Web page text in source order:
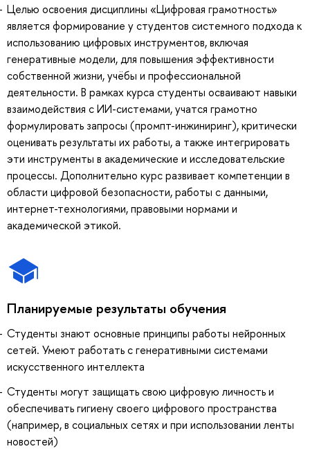
Целью освоения дисциплины «Цифровая грамотность»
является формирование у студентов системного подхода к
использованию цифровых инструментов, включая
генеративные модели, для повышения эффективности
собственной жизни, учёбы и профессиональной
деятельности. В рамках курса студенты осваивают навыки
взаимодействия с ИИ-системами, учатся грамотно
формулировать запросы (промпт-инжиниринг), критически
оценивать результаты их работы, а также интегрировать
эти инструменты в академические и исследовательские
процессы. Дополнительно курс развивает компетенции в
области цифровой безопасности, работы с данными,
интернет-технологиями, правовыми нормами и
академической этикой.
Планируемые результаты обучения
Студенты знают основные принципы работы нейронных
сетей. Умеют работать с генеративными системами
искусственного интеллекта
Студенты могут защищать свою цифровую личность и
обеспечивать гигиену своего цифрового пространства
(например, в социальных сетях и при использовании ленты
новостей)